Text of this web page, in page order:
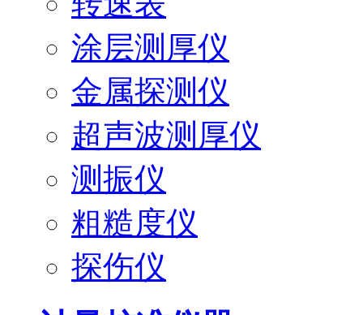
涂层测厚仪
金属探测仪
超声波测厚仪
测振仪
粗糙度仪
探伤仪